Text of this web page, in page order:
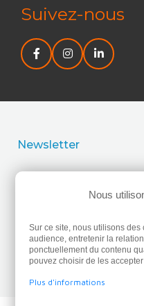
Suivez-nous
Newsletter
l’utilisation de mes
Nous
Sur ce site, nous utilisons
audience, entretenir la
ponctuellement du contenu
pouvez choisir de les
Plus d'informations